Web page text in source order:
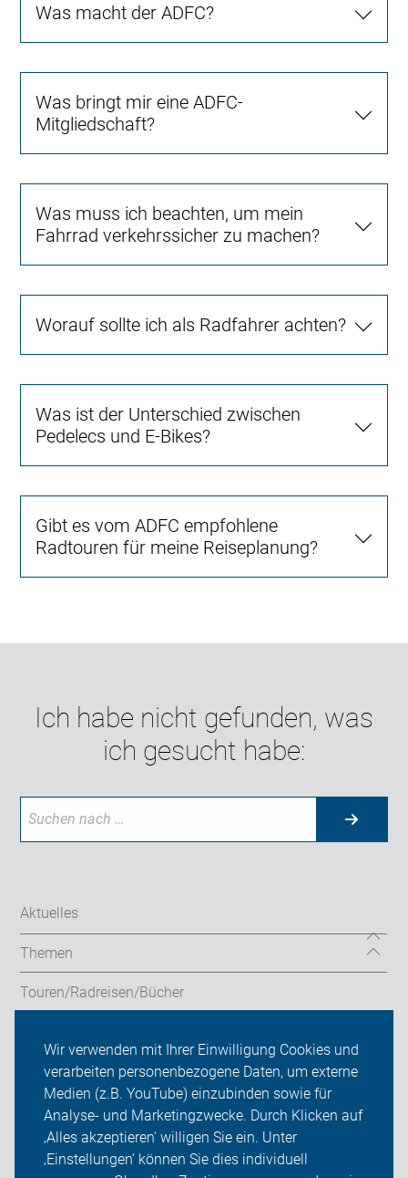
Wir verwenden mit Ihrer Einwilligung Cookies und
verarbeiten personenbezogene Daten, um externe
Medien (z.B. YouTube) einzubinden sowie für
Analyse- und Marketingzwecke. Durch Klicken auf
‚Alles akzeptieren‘ willigen Sie ein. Unter
‚Einstellungen‘ können Sie dies individuell
Was macht der ADFC?
Was bringt mir eine ADFC-
Mitgliedschaft?
Was muss ich beachten, um mein
Fahrrad verkehrssicher zu machen?
Worauf sollte ich als Radfahrer achten?
Was ist der Unterschied zwischen
Pedelecs und E-Bikes?
Gibt es vom ADFC empfohlene
Radtouren für meine Reiseplanung?
Ich habe nicht gefunden, was
ich gesucht habe:
Aktuelles
Themen
Touren/Radreisen/Bücher
ADFC Leverkusen
Sei dabei
Presse